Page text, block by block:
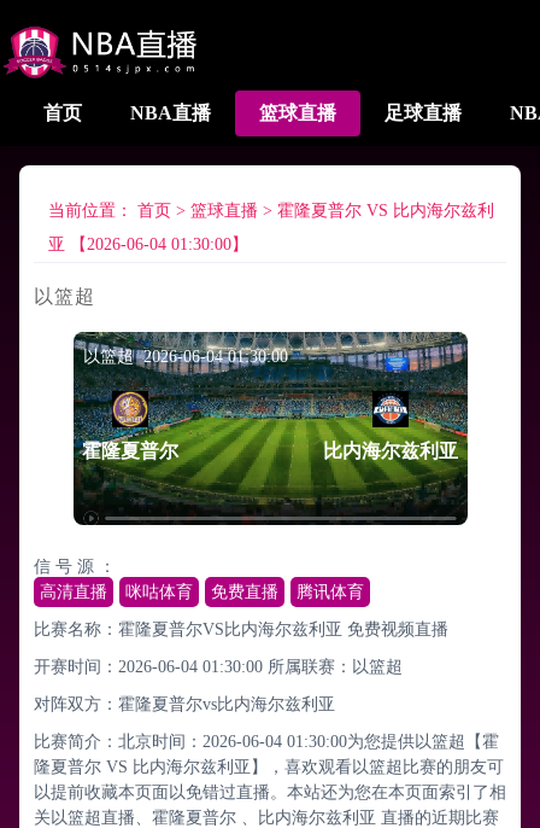
首页 NBA直播 篮球直播 足球直播
当前位置： 首页 > 篮球直播 > 霍隆夏普尔 VS 比内海尔兹利
亚 【2026-06-04 01:30:00】
以篮超
以篮超 2026-06-04 01:30:00
霍隆夏普尔 比内海尔兹利亚
信 号 源 ：
高清直播
咪咕体育 免费直播 腾讯体育
比赛名称：霍隆夏普尔VS比内海尔兹利亚 免费视频直播
开赛时间：2026-06-04 01:30:00 所属联赛： 以篮超
对阵双方：霍隆夏普尔vs比内海尔兹利亚
比赛简介：北京时间：2026-06-04 01:30:00为您提供以篮超【霍
隆夏普尔 VS 比内海尔兹利亚】，喜欢观看以篮超比赛的朋友可
以提前收藏本页面以免错过直播。本站还为您在本页面索引了相
关以篮超直播、霍隆夏普尔 、比内海尔兹利亚 直播的近期比赛